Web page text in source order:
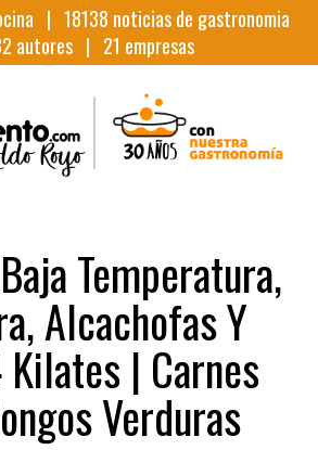
| 18138 noticias de gastronomia
autores | 21 empresas
Temperatura,
Alcachofas Y
| Carnes
Verduras